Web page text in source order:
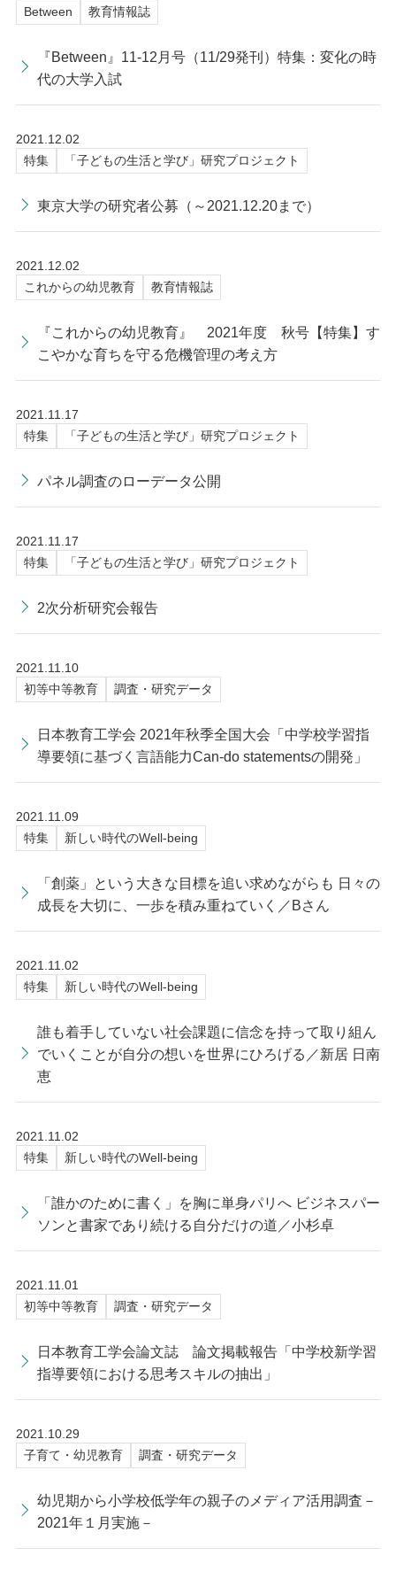
Between
教育情報誌
『Between』11-12月号（11/29発刊）特集：変化の時
代の大学入試
2021.12.02
特集
「子どもの生活と学び」研究プロジェクト
東京大学の研究者公募（～2021.12.20まで）
2021.12.02
これからの幼児教育
教育情報誌
『これからの幼児教育』 2021年度 秋号【特集】す
こやかな育ちを守る危機管理の考え方
2021.11.17
特集
「子どもの生活と学び」研究プロジェクト
パネル調査のローデータ公開
2021.11.17
特集
「子どもの生活と学び」研究プロジェクト
2次分析研究会報告
2021.11.10
初等中等教育
調査・研究データ
日本教育工学会 2021年秋季全国大会「中学校学習指
導要領に基づく言語能力Can-do statementsの開発」
2021.11.09
特集
新しい時代のWell-being
「創薬」という大きな目標を追い求めながらも 日々の
成長を大切に、一歩を積み重ねていく／Bさん
2021.11.02
特集
新しい時代のWell-being
誰も着手していない社会課題に信念を持って取り組ん
でいくことが自分の想いを世界にひろげる／新居 日南
恵
2021.11.02
特集
新しい時代のWell-being
「誰かのために書く」を胸に単身パリへ ビジネスパー
ソンと書家であり続ける自分だけの道／小杉卓
2021.11.01
初等中等教育
調査・研究データ
日本教育工学会論文誌 論文掲載報告「中学校新学習
指導要領における思考スキルの抽出」
2021.10.29
子育て・幼児教育
調査・研究データ
幼児期から小学校低学年の親子のメディア活用調査－
2021年１月実施－